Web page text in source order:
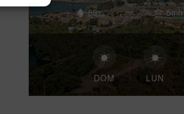
89% 5mh
DOM LUN